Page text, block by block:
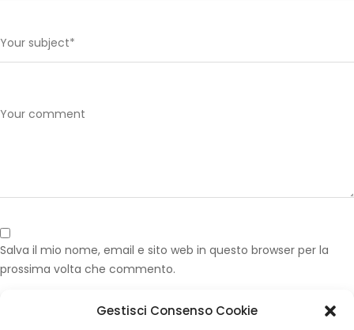
Gestisci Consenso Cookie
Salva il mio nome, email e sito web in questo browser per la
prossima volta che commento.